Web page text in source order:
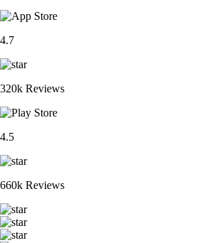
4.7
320k Reviews
4.5
660k Reviews